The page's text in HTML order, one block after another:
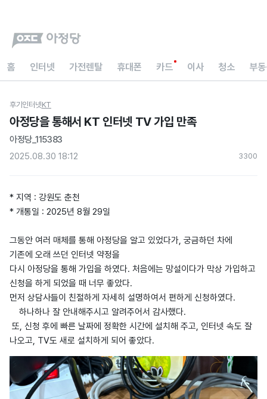
홈 인터넷 가전렌탈 휴대폰 카드 이사 청소 부
후기 인터넷KT
아정당을 통해서 KT 인터넷 TV 가입 만족
아정당_115383
2025.08.30 18:12
3300
* 지역 : 강원도 춘천
* 개통일 : 2025년 8월 29일
그동안 여러 매체를 통해 아정당을 알고 있었다가, 궁금하던 차에
기존에 오래 쓰던 인터넷 약정을
다시 아정당을 통해 가입을 하였다. 처음에는 망설이다가 막상 가입하고
신청을 하게 되었을 때 너무 좋았다.
먼저 상담사들이 친절하게 자세히 설명하여서 편하게 신청하였다.
하나하나 잘 안내해주시고 알려주어서 감사했다.
또, 신청 후에 빠른 날짜에 정확한 시간에 설치해 주고, 인터넷 속도 잘
나오고, TV도 새로 설치하게 되어 좋았다.